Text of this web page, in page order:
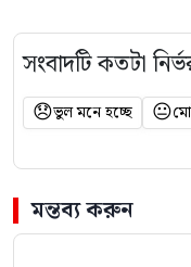
সংবাদটি কতটা
😞ভুল মনে হচ্ছে 😐
মন্তব্য করুন